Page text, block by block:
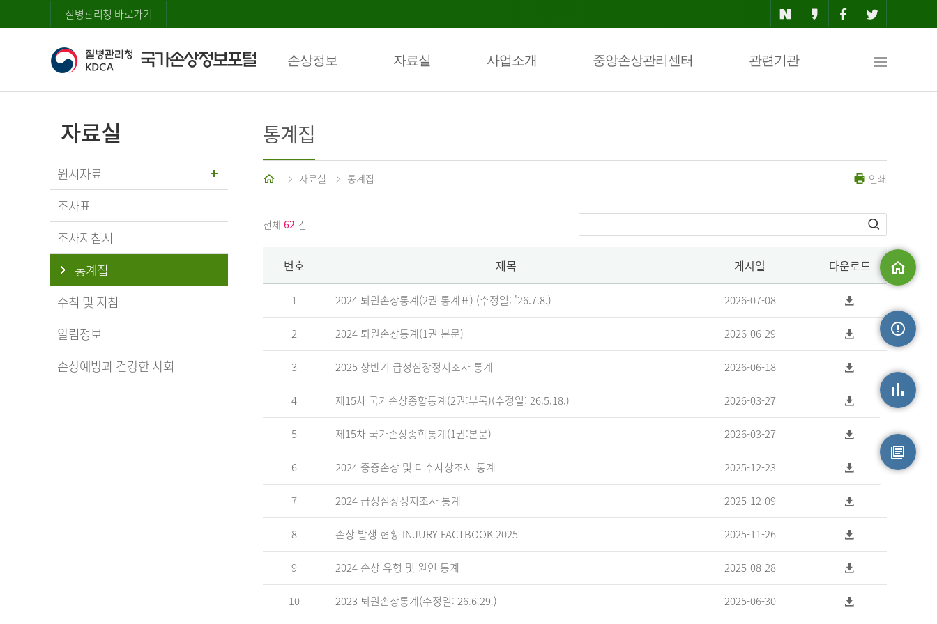
질병관리청 바로가기
손상정보 자료실 사업소개 중앙손상관리센터 관련기관
맵
자료실
원시자료
조사표
조사지침서
통계집
수칙 및 지침
알림정보
손상예방과 건강한 사회
통계집
홈 자료실 통계집 인쇄
전체 62 건
번호 제목 게시일 다운로드
1 2024 퇴원손상통계(2권 통계표) (수정일: '26.7.8.) 2026-07-08
2 2024 퇴원손상통계(1권 본문) 2026-06-29
3 2025 상반기 급성심장정지조사 통계 2026-06-18
4 제15차 국가손상종합통계(2권:부록)(수정일: 26.5.18.) 2026-03-27
5 제15차 국가손상종합통계(1권:본문) 2026-03-27
6 2024 중증손상 및 다수사상조사 통계 2025-12-23
7 2024 급성심장정지조사 통계 2025-12-09
8 손상 발생 현황 INJURY FACTBOOK 2025 2025-11-26
9 2024 손상 유형 및 원인 통계 2025-08-28
10 2023 퇴원손상통계(수정일: 26.6.29.) 2025-06-30